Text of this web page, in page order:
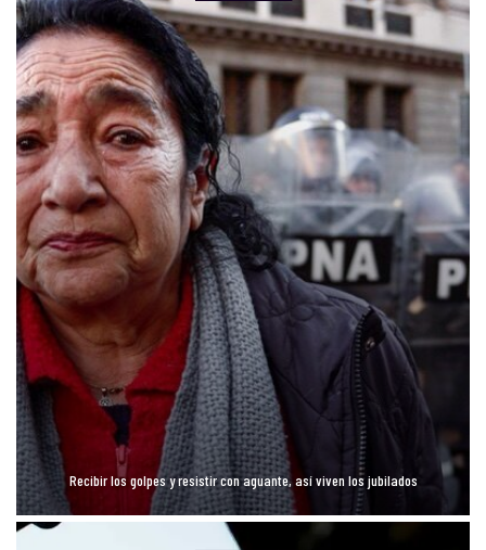
Recibir los golpes y resistir con aguante, así viven los jubilados